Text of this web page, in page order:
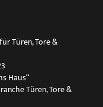
Türen, Tore &
Haus“
Türen, Tore &